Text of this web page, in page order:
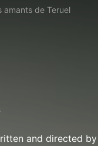
amants de Teruel
and directed by